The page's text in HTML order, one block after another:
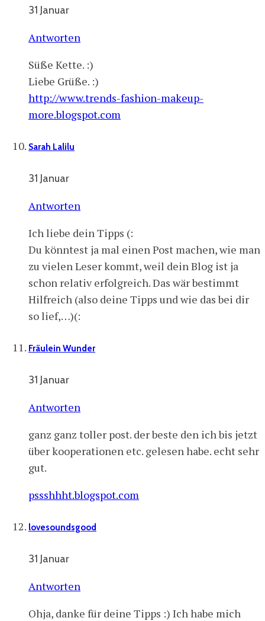
31 Januar
Antworten
Süße Kette. :)
Liebe Grüße. :)
http://www.trends-fashion-makeup-
more.blogspot.com
Sarah Lalilu
31 Januar
Antworten
Ich liebe dein Tipps (:
Du könntest ja mal einen Post machen, wie man
zu vielen Leser kommt, weil dein Blog ist ja
schon relativ erfolgreich. Das wär bestimmt
Hilfreich (also deine Tipps und wie das bei dir
so lief,…)(:
Fräulein Wunder
31 Januar
Antworten
ganz ganz toller post. der beste den ich bis jetzt
über kooperationen etc. gelesen habe. echt sehr
gut.
pssshhht.blogspot.com
lovesoundsgood
31 Januar
Antworten
Ohja, danke für deine Tipps :) Ich habe mich